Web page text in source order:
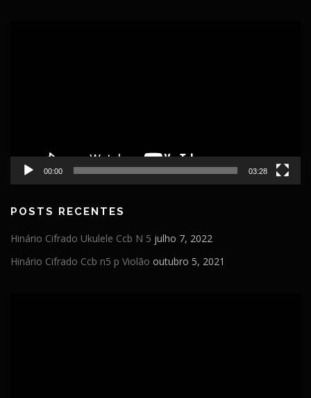
00:00 03:28
POSTS RECENTES
Hinário Cifrado Ukulele Ccb N 5 julho 7, 2022
Hinário Cifrado Ccb n5 p Violão outubro 5, 2021